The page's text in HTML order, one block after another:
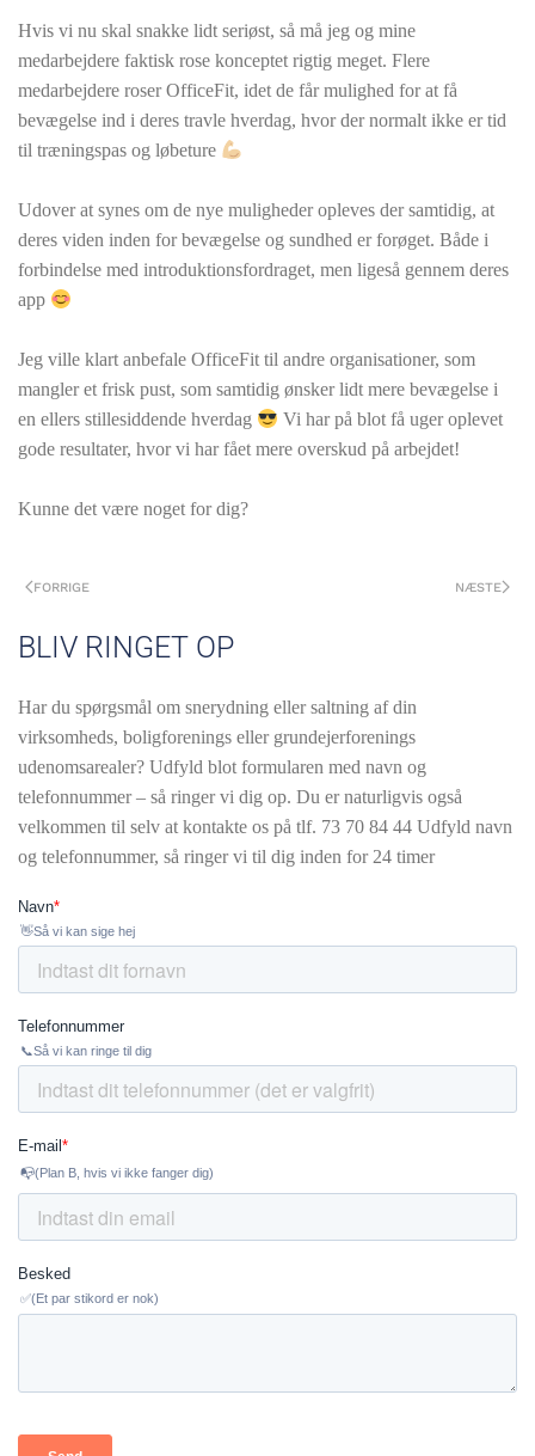
Hvis vi nu skal snakke lidt seriøst, så må jeg og mine
medarbejdere faktisk rose konceptet rigtig meget. Flere
medarbejdere roser OfficeFit, idet de får mulighed for at få
bevægelse ind i deres travle hverdag, hvor der normalt ikke er tid
til træningspas og løbeture
Udover at synes om de nye muligheder opleves der samtidig, at
deres viden inden for bevægelse og sundhed er forøget. Både i
forbindelse med introduktionsfordraget, men ligeså gennem deres
app
Jeg ville klart anbefale OfficeFit til andre organisationer, som
mangler et frisk pust, som samtidig ønsker lidt mere bevægelse i
en ellers stillesiddende hverdag
Vi har på blot få uger oplevet
gode resultater, hvor vi har fået mere overskud på arbejdet!
Kunne det være noget for dig?
FORRIGE NÆSTE
BLIV RINGET OP
Har du spørgsmål om snerydning eller saltning af din
virksomheds, boligforenings eller grundejerforenings
udenomsarealer? Udfyld blot formularen med navn og
telefonnummer – så ringer vi dig op. Du er naturligvis også
velkommen til selv at kontakte os på tlf. 73 70 84 44 Udfyld navn
og telefonnummer, så ringer vi til dig inden for 24 timer